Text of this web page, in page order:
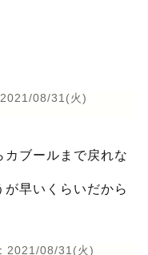
2021/08/31(火)
ブールまで戻れな
早いくらいだから
: 2021/08/31(火)